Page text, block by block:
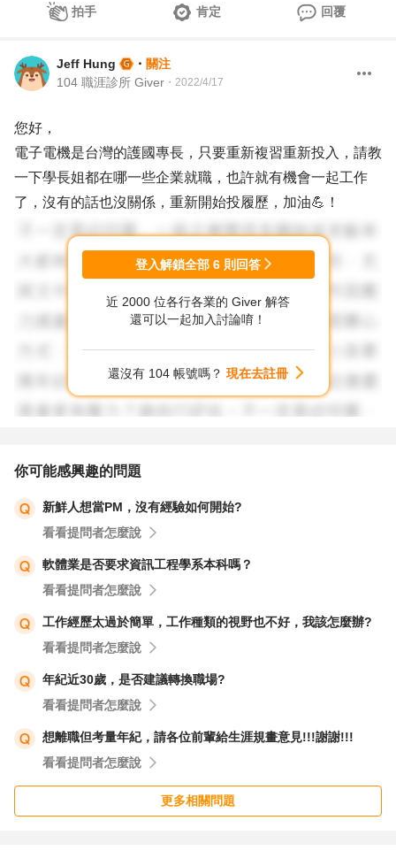
拍手 肯定 回覆
Jeff Hung ・ 關注
104 職涯診所 Giver ・ 2022/4/17
您好，
電子電機是台灣的護國專長，只要重新複習重新投入，請教
一下學長姐都在哪一些企業就職，也許就有機會一起工作
了，沒有的話也沒關係，重新開始投履歷，加油💪！
登入解鎖全部 6 則回答
近 2000 位各行各業的 Giver 解答
還可以一起加入討論唷！
還沒有 104 帳號嗎？ 現在去註冊
你可能感興趣的問題
新鮮人想當PM，沒有經驗如何開始?
看看提問者怎麼說
軟體業是否要求資訊工程學系本科嗎？
看看提問者怎麼說
工作經歷太過於簡單，工作種類的視野也不好，我該怎麼辦?
看看提問者怎麼說
年紀近30歲，是否建議轉換職場?
看看提問者怎麼說
想離職但考量年紀，請各位前輩給生涯規畫意見!!!謝謝!!!
看看提問者怎麼說
更多相關問題